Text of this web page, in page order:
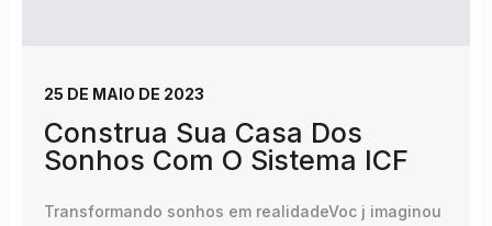
Construa Sua Casa Dos
Sonhos Com O Sistema ICF
25 DE MAIO DE 2023
Transformando sonhos em realidadeVoc j imaginou